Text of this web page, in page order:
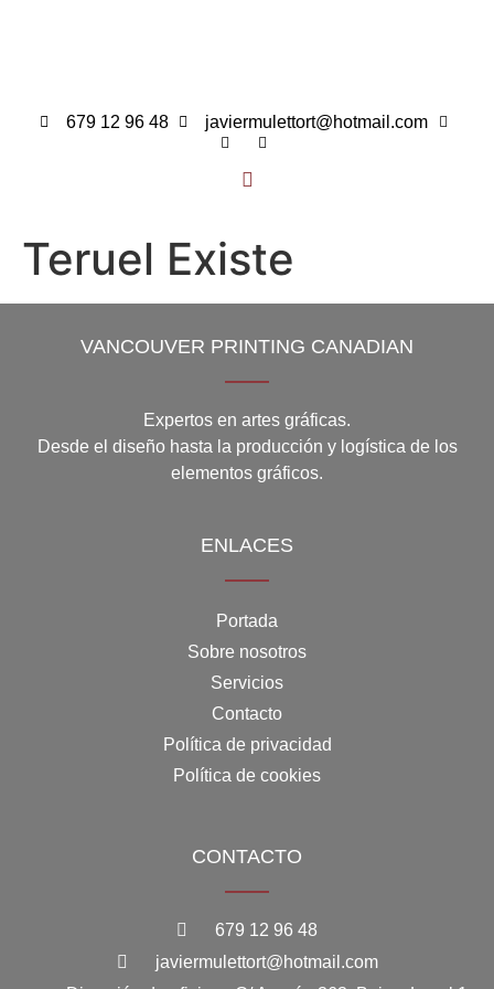
679 12 96 48 javiermulettort@hotmail.com
Teruel Existe
VANCOUVER PRINTING CANADIAN
Expertos en artes gráficas.
Desde el diseño hasta la producción y logística de los
elementos gráficos.
ENLACES
Portada
Sobre nosotros
Servicios
Contacto
Política de privacidad
Política de cookies
CONTACTO
679 12 96 48
javiermulettort@hotmail.com